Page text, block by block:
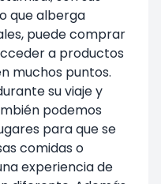
que alberga
puede comprar
a productos
muchos puntos.
su viaje y
podemos
para que se
comidas o
experiencia de